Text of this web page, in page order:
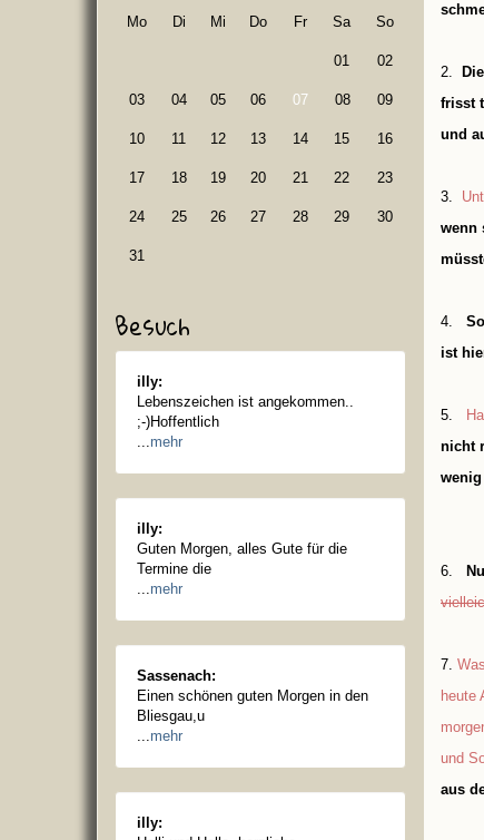
2.
frisst
und
3.
wenn
4.
ist
5.
nicht
6.
7.
heute
und
aus
Mo Di Mi Do Fr Sa So
01 02
03 04 05 06 07 08 09
10 11 12 13 14 15 16
17 18 19 20 21 22 23
24 25 26 27 28 29 30
31
Besuch
illy:
Lebenszeichen ist angekommen..
;-)Hoffentlich
...mehr
illy:
Guten Morgen, alles Gute für die
Termine die
...mehr
Sassenach:
Einen schönen guten Morgen in den
Bliesgau,u
...mehr
illy: